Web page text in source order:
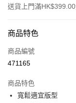
送貨上門滿
信用卡
線上付款
Alipay, PayMe, WeChat
送貨方式
商品特色
商品編號
471165
商品特色
寬鬆適宜版型